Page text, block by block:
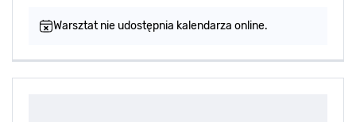
Warsztat nie udostępnia kalendarza online.